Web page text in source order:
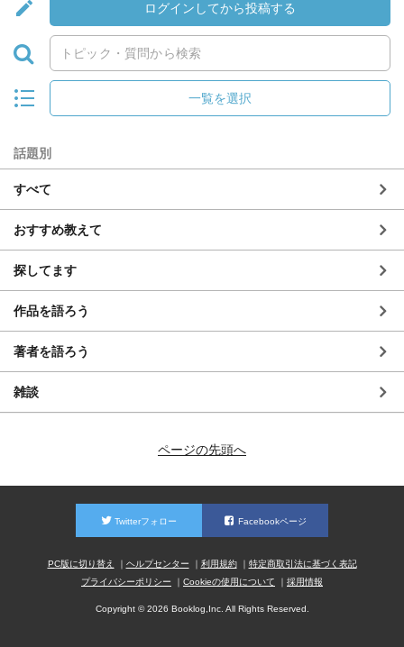
ログインしてから投稿する
一覧を選択
話題別
すべて
おすすめ教えて
探してます
作品を語ろう
著者を語ろう
雑談
ページの先頭へ
Twitterフォロー Facebookページ
PC版に切り替え ヘルプセンター 利用規約
特定商取引法に基づく表記
プライバシーポリシー
Cookieの使用について 採用情報
Copyright © 2026 Booklog,Inc. All Rights Reserved.